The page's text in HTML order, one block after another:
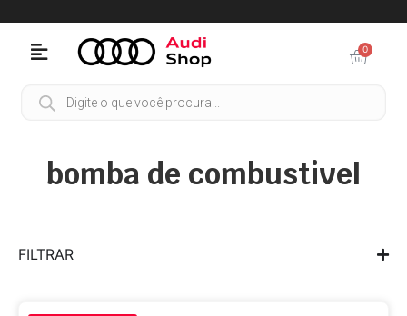
0
bomba de combustivel
FILTRAR